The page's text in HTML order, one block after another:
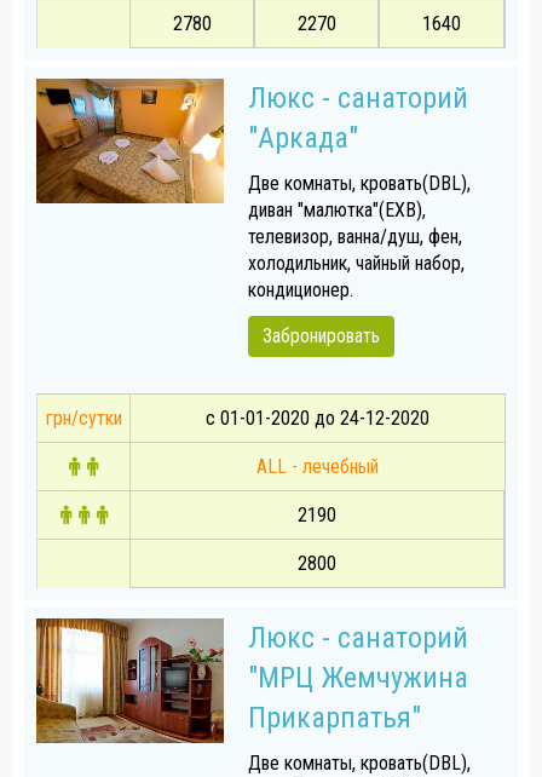
2780 2270 1640
Люкс - санаторий
"Аркада"
Две комнаты, кровать(DBL),
диван "малютка"(EXB),
телевизор, ванна/душ, фен,
холодильник, чайный набор,
кондиционер.
Забронировать
грн/сутки с 01-01-2020 до 24-12-2020
ALL - лечебный
2190
2800
Люкс - санаторий
"МРЦ Жемчужина
Прикарпатья"
Две комнаты, кровать(DBL),